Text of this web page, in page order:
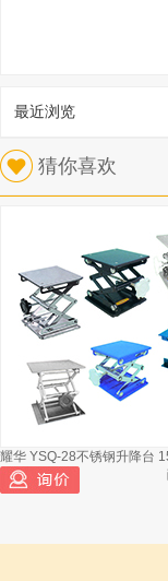
纽迈科技 MacroMR12-
分析仪温控仪
2
纽迈科技
振分析仪氯化锰
最近浏览
猜你喜欢
耀华 YSQ-28不锈钢升降台